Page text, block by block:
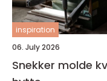
inspiration
06. July 2026
Snekker molde kvalitetshåndverk for hus og